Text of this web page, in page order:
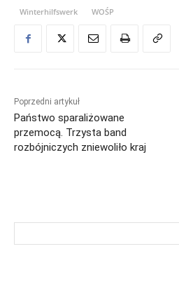
Winterhilfswerk
WOŚP
Poprzedni artykuł
Państwo sparaliżowane
przemocą. Trzysta band
rozbójniczych zniewoliło kraj